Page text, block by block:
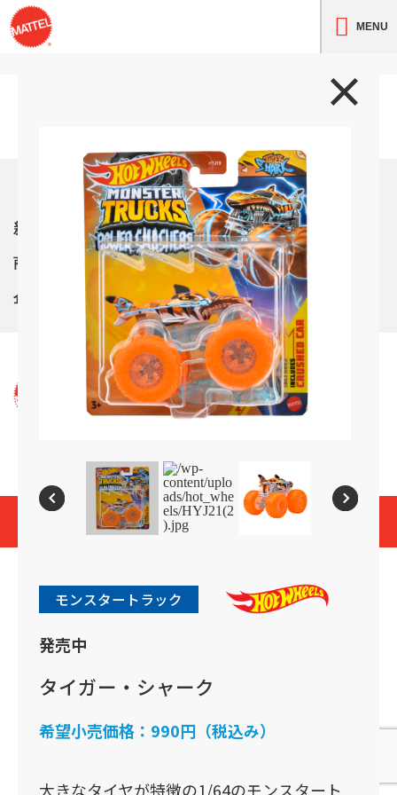
MENU
モンスタートラック
発売中
タイガー・シャーク
希望小売価格： 990円（税込み）
大きなタイヤが特徴の1/64のモンスタート
新着情報
商品紹介
企業情報
サイト利用条件
プライバシーポリシー
Cookies and Related Technology Notice
© 2026 Mattel. All Rights Reserved.
page top